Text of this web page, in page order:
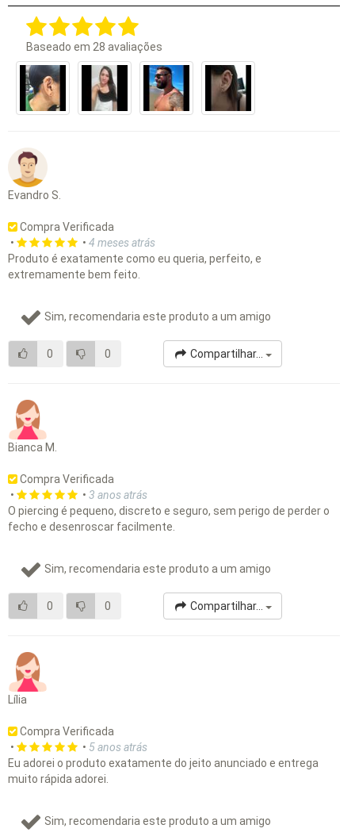
Baseado em 28 avaliações
Evandro S.
Compra Verificada
•
• 4 meses atrás
Produto é exatamente como eu queria, perfeito, e
extremamente bem feito.
Sim, recomendaria este produto a um amigo
0 0 Compartilhar...
Bianca M.
Compra Verificada
•
• 3 anos atrás
O piercing é pequeno, discreto e seguro, sem perigo de perder o
fecho e desenroscar facilmente.
Sim, recomendaria este produto a um amigo
0 0 Compartilhar...
Lília
Compra Verificada
•
• 5 anos atrás
Eu adorei o produto exatamente do jeito anunciado e entrega
muito rápida adorei.
Sim, recomendaria este produto a um amigo